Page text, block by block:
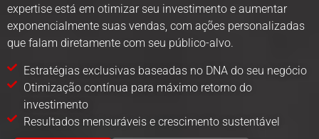
expertise está em otimizar seu investimento e aumentar
exponencialmente suas vendas, com ações personalizadas
que falam diretamente com seu público-alvo.
Estratégias exclusivas baseadas no DNA do seu negócio
Otimização contínua para máximo retorno do
investimento
Resultados mensuráveis e crescimento sustentável